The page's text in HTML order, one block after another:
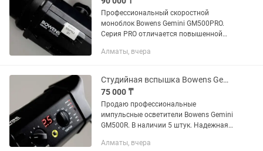
Профессиональный скоростной
моноблок Bowens Gemini GM500PRO.
Серия PRO отличается повышенной
подходит для интенсивных съемочных
версии...
Алматы, вчера
Студийная вспышка Bowens Gemini 500R (Импульсный свет)
75 000 ₸
Продаю профессиональные
импульсные осветители Bowens Gemini
GM500R. В наличии 5 штук. Надежная
Стабильная цветовая температура и
Алматы, вчера